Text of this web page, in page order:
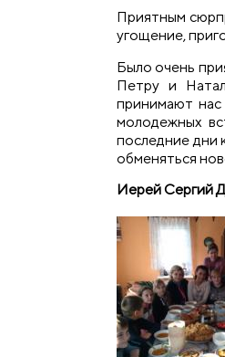
Приятным
угощение,
Было очень
Петру и
принимают
молодежных
последние дни
обменяться
Иерей Сергий